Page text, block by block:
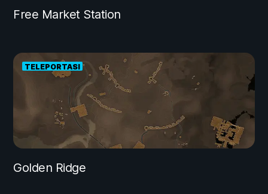
Free Market Station
TELEPORTASI
Golden Ridge